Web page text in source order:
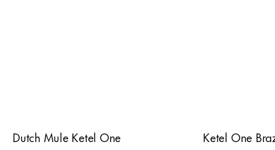
Dutch Mule Ketel One Ketel One